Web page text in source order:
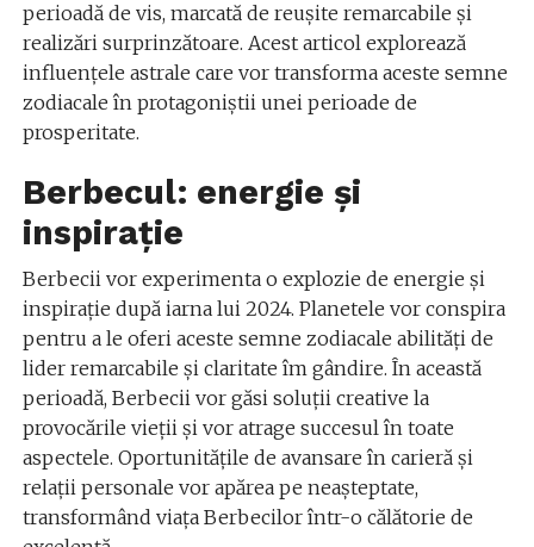
perioadă de vis, marcată de reușite remarcabile și
realizări surprinzătoare. Acest articol explorează
influențele astrale care vor transforma aceste semne
zodiacale în protagoniștii unei perioade de
prosperitate.
Berbecul: energie și
inspirație
Berbecii vor experimenta o explozie de energie și
inspirație după iarna lui 2024. Planetele vor conspira
pentru a le oferi aceste semne zodiacale abilități de
lider remarcabile și claritate îm gândire. În această
perioadă, Berbecii vor găsi soluții creative la
provocările vieții și vor atrage succesul în toate
aspectele. Oportunitățile de avansare în carieră și
relații personale vor apărea pe neașteptate,
transformând viața Berbecilor într-o călătorie de